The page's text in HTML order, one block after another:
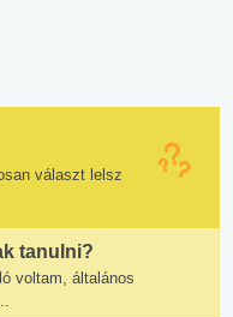
választ lelsz
tanulni?
voltam, általános